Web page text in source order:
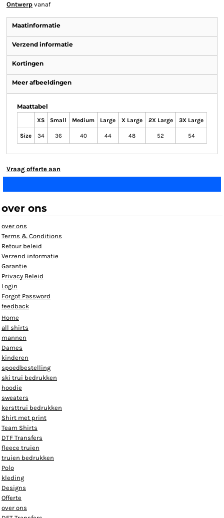
Ontwerp vanaf
Maatinformatie
Verzend informatie
Kortingen
Meer afbeeldingen
Maattabel
XS Small Medium Large X Large 2X Large 3X Large
Size 34 36 40 44 48 52 54
Vraag offerte aan
over ons
over ons
Terms & Conditions
Retour beleid
Verzend informatie
Garantie
Privacy Beleid
Login
Forgot Password
feedback
Home
all shirts
mannen
Dames
kinderen
spoedbestelling
ski trui bedrukken
hoodie
sweaters
kersttrui bedrukken
Shirt met print
Team Shirts
DTF Transfers
fleece truien
truien bedrukken
Polo
kleding
Designs
Offerte
over ons